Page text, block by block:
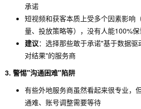
承诺
短视频和获客本质上受多个因素影响
量、投放策略等），没有人能100%
建议：选择那些敢于承诺"基于数据
对结果"的服务商
3. 警惕"沟通困难"陷阱
有些外地服务商虽然看起来很专业，
通难、账号调整需要等待